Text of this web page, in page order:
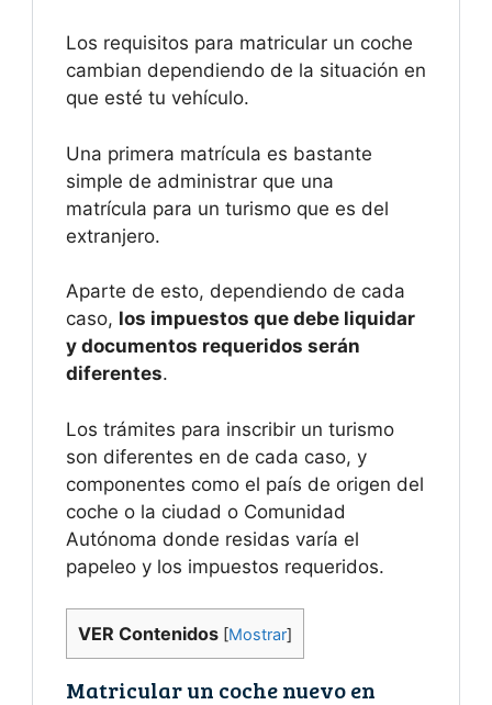
Los requisitos para matricular un coche
cambian dependiendo de la situación en
que esté tu vehículo.
Una primera matrícula es bastante
simple de administrar que una
matrícula para un turismo que es del
extranjero.
Aparte de esto, dependiendo de cada
caso, los impuestos que debe liquidar
y documentos requeridos serán
diferentes.
Los trámites para inscribir un turismo
son diferentes en de cada caso, y
componentes como el país de origen del
coche o la ciudad o Comunidad
Autónoma donde residas varía el
papeleo y los impuestos requeridos.
VER Contenidos [Mostrar]
Matricular un coche nuevo en